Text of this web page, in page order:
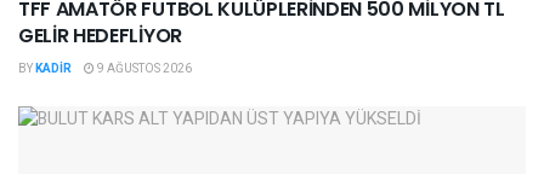
TFF AMATÖR FUTBOL KULÜPLERİNDEN 500 MİLYON TL
GELİR HEDEFLİYOR
BYKADIR 9 AĞUSTOS 2026